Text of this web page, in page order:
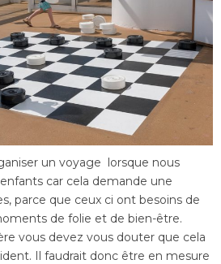
un voyage lorsque nous
car cela demande une
parce que ceux ci ont besoins de
de folie et de bien-être.
vous devez vous douter que cela
Il faudrait donc être en mesure